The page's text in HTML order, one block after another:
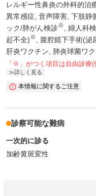
レルギー性鼻炎の外科的治
異常感症 音声障害 下肢静
ック/肺がん検診※ 婦人科
起不全)※ 腹腔鏡下手術(泌
肝炎ワクチン
肺炎球菌ワ
「※」がつく項目は自由診療
詳しく見る
本情報に関するご注意
診察可能な難病
一次的に診る
加齢黄斑変性